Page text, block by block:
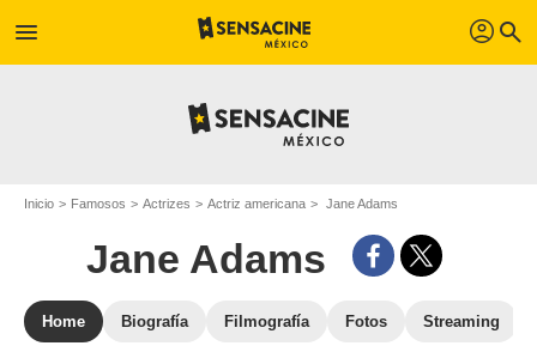
menu profil search
Inicio Famosos Actrizes Actriz americana Jane Adams
Jane Adams
Home Biografía Filmografía Fotos Streaming